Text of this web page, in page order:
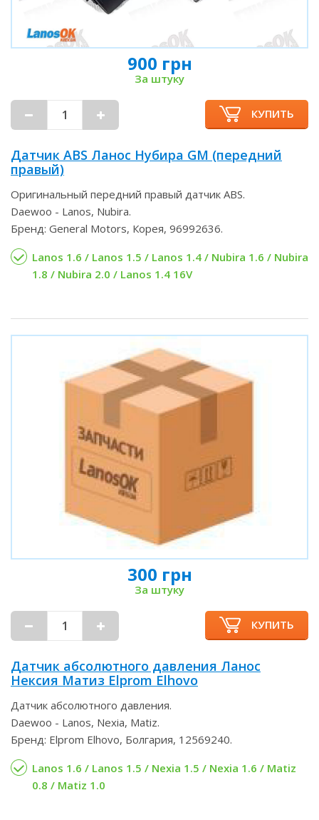
900 грн
За штуку
КУПИТЬ
Датчик ABS Ланос Нубира GM (передний
правый)
Оригинальный передний правый датчик ABS.
Daewoo - Lanos, Nubira.
Бренд: General Motors, Корея, 96992636.
Lanos 1.6 / Lanos 1.5 / Lanos 1.4 / Nubira 1.6 / Nubira
1.8 / Nubira 2.0 / Lanos 1.4 16V
300 грн
За штуку
КУПИТЬ
Датчик абсолютного давления Ланос
Нексия Матиз Elprom Elhovo
Датчик абсолютного давления.
Daewoo - Lanos, Nexia, Matiz.
Бренд: Elprom Elhovo, Болгария, 12569240.
Lanos 1.6 / Lanos 1.5 / Nexia 1.5 / Nexia 1.6 / Matiz
0.8 / Matiz 1.0